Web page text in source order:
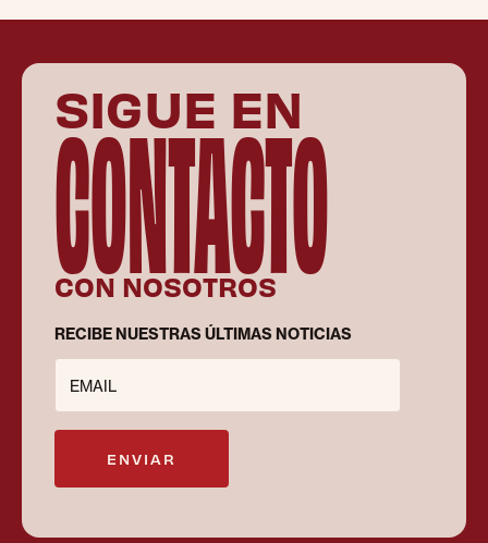
SIGUE EN
CONTACTO
CON NOSOTROS
RECIBE NUESTRAS ÚLTIMAS NOTICIAS
EMAIL
ENVIAR